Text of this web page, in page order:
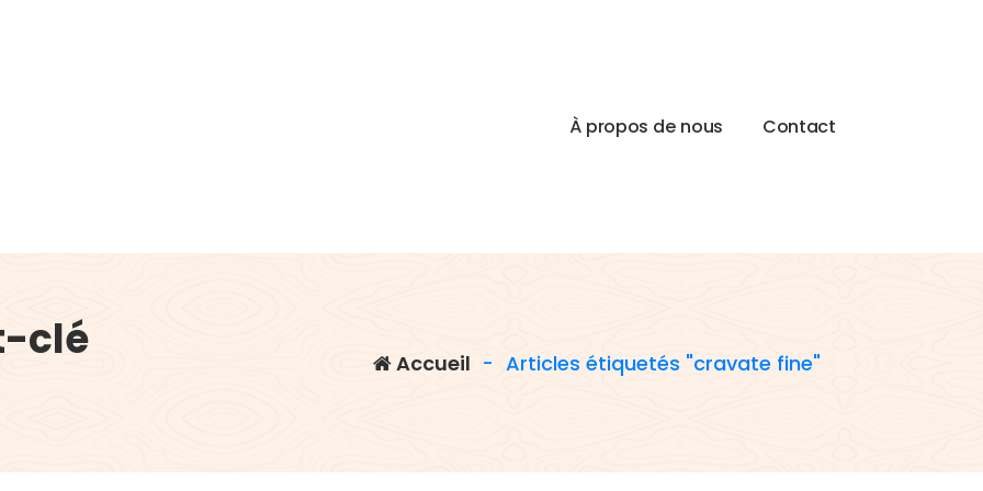
À propos de nous Contact
clé
Accueil - Articles étiquetés "cravate fine"